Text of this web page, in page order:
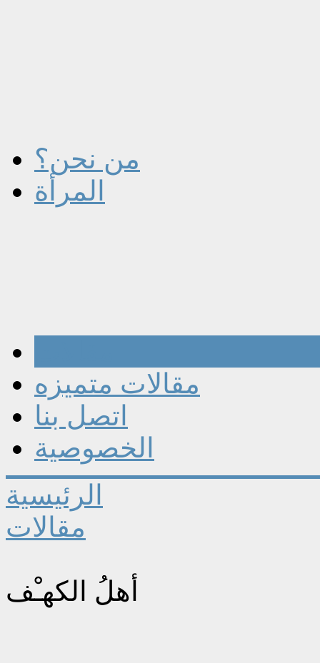
من نحن؟
المرأة
مقالات متميزه
اتصل بنا
الخصوصية
الرئيسية
مقالات
أهلُ الكهـْف